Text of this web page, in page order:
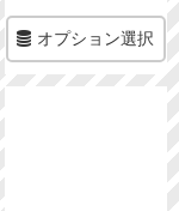
オプション選択